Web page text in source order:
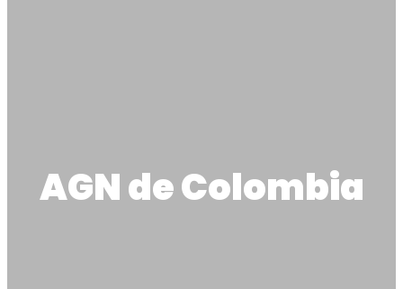
AGN de Colombia